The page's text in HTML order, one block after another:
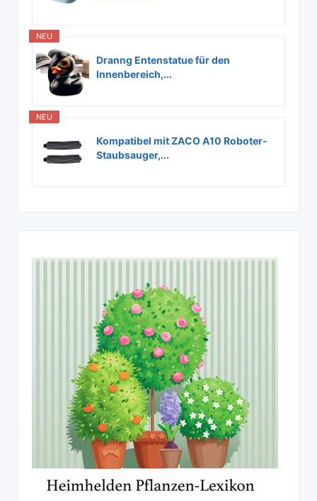
NEU
Dranng Entenstatue für den
Innenbereich,...
NEU
Kompatibel mit ZACO A10 Roboter-
Staubsauger,...